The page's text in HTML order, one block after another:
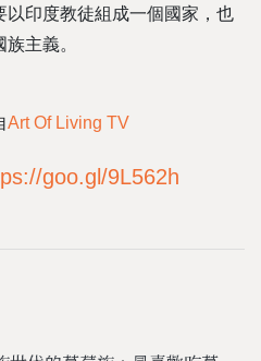
以印度教徒組成一個國家，也
主義。
Art Of Living TV
goo.gl/9L562h